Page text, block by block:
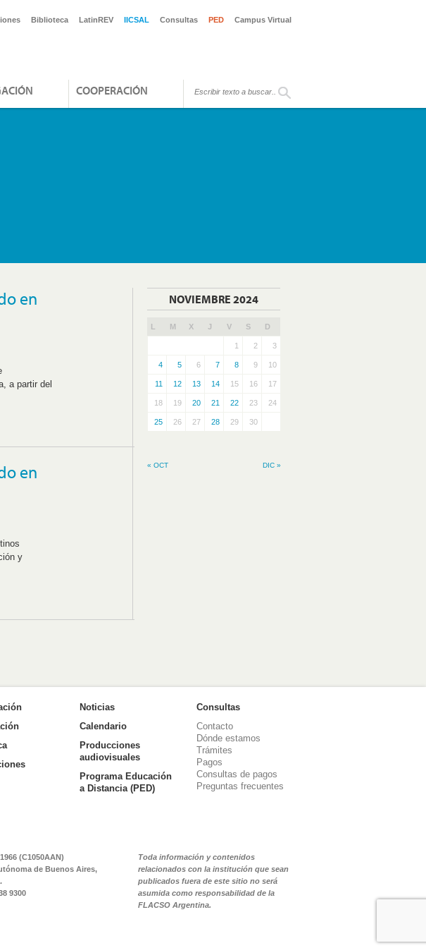
Biblioteca LatinREV IICSAL Consultas PED Campus Virtual
COOPERACIÓN
en
a partir del
en
y
NOVIEMBRE 2024
L M X J V S D
1 2 3
4 5 6 7 8 9 10
11 12 13 14 15 16 17
18 19 20 21 22 23 24
25 26 27 28 29 30
« OCT DIC »
Noticias
Calendario
Producciones
audiovisuales
Programa Educación
a Distancia (PED)
Consultas
Contacto
Dónde estamos
Trámites
Pagos
Consultas de pagos
Preguntas frecuentes
(C1050AAN)
de Buenos Aires,
9300
Toda información y contenidos
relacionados con la institución que sean
publicados fuera de este sitio no será
asumida como responsabilidad de la
FLACSO Argentina.